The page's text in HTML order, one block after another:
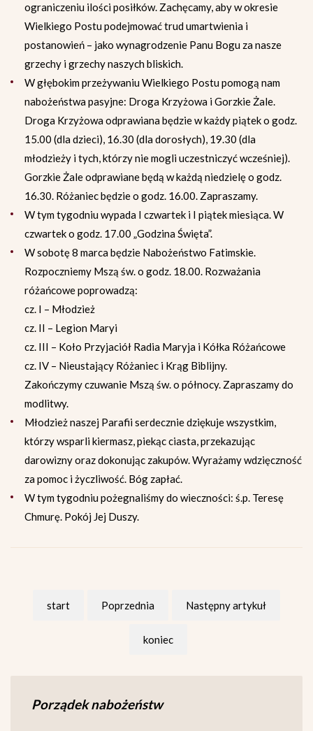
ograniczeniu ilości posiłków. Zachęcamy, aby w okresie
Wielkiego Postu podejmować trud umartwienia i
postanowień – jako wynagrodzenie Panu Bogu za nasze
grzechy i grzechy naszych bliskich.
W głębokim przeżywaniu Wielkiego Postu pomogą nam
nabożeństwa pasyjne: Droga Krzyżowa i Gorzkie Żale.
Droga Krzyżowa odprawiana będzie w każdy piątek o godz.
15.00 (dla dzieci), 16.30 (dla dorosłych), 19.30 (dla
młodzieży i tych, którzy nie mogli uczestniczyć wcześniej).
Gorzkie Żale odprawiane będą w każdą niedzielę o godz.
16.30. Różaniec będzie o godz. 16.00. Zapraszamy.
W tym tygodniu wypada I czwartek i I piątek miesiąca. W
czwartek o godz. 17.00 „Godzina Święta”.
W sobotę 8 marca będzie Nabożeństwo Fatimskie.
Rozpoczniemy Mszą św. o godz. 18.00. Rozważania
różańcowe poprowadzą:
cz. I – Młodzież
cz. II – Legion Maryi
cz. III – Koło Przyjaciół Radia Maryja i Kółka Różańcowe
cz. IV – Nieustający Różaniec i Krąg Biblijny.
Zakończymy czuwanie Mszą św. o północy. Zapraszamy do
modlitwy.
Młodzież naszej Parafii serdecznie dziękuje wszystkim,
którzy wsparli kiermasz, piekąc ciasta, przekazując
darowizny oraz dokonując zakupów. Wyrażamy wdzięczność
za pomoc i życzliwość. Bóg zapłać.
W tym tygodniu pożegnaliśmy do wieczności: ś.p. Teresę
Chmurę. Pokój Jej Duszy.
start Poprzednia Następny artykuł
koniec
Porządek nabożeństw